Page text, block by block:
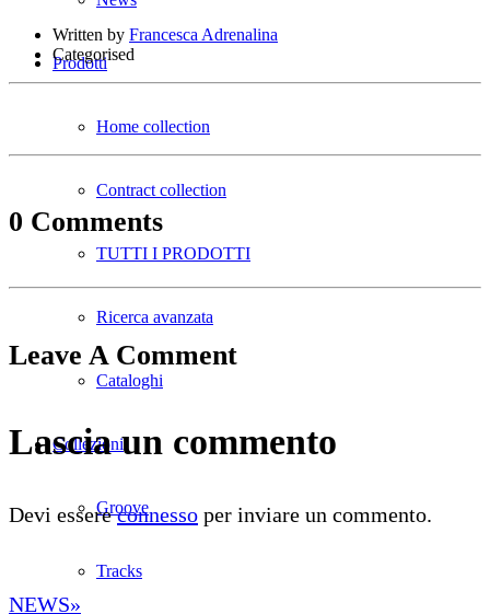
Prodotti
Home collection
Contract collection
TUTTI I PRODOTTI
Ricerca avanzata
Cataloghi
Collezioni
Groove
Tracks
Written by Francesca Adrenalina
Categorised
0 Comments
Leave A Comment
Lascia un commento
Devi essereconnesso per inviare un commento.
NEWS»